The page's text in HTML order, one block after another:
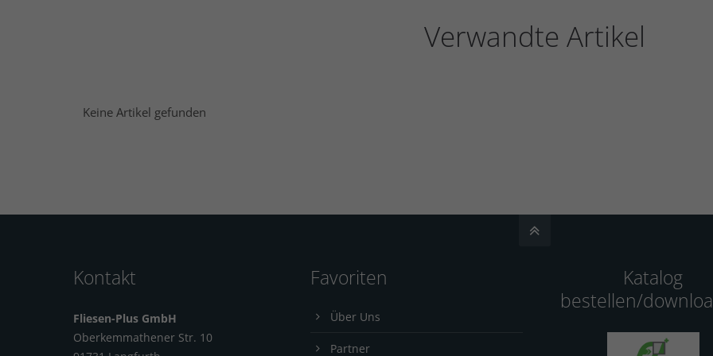
Verwandte Artikel
Keine Artikel gefunden
Kontakt
Fliesen-Plus GmbH
Oberkemmathener Str. 10
Favoriten
Über Uns
Partner
Katalog
bestellen/